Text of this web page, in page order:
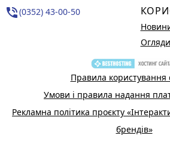
phone_in_talk(0352) 43-00-50
Огляди
Правила користування
Умови і правила надання
Рекламна політика проєкту
брендів»